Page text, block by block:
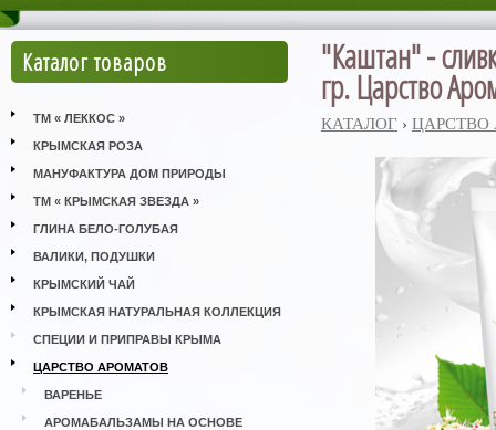
Каталог товаров
ТМ « ЛЕККОС »
КРЫМСКАЯ РОЗА
МАНУФАКТУРА ДОМ ПРИРОДЫ
ТМ « КРЫМСКАЯ ЗВЕЗДА »
ГЛИНА БЕЛО-ГОЛУБАЯ
ВАЛИКИ, ПОДУШКИ
КРЫМСКИЙ ЧАЙ
КРЫМСКАЯ НАТУРАЛЬНАЯ КОЛЛЕКЦИЯ
СПЕЦИИ И ПРИПРАВЫ КРЫМА
ЦАРСТВО АРОМАТОВ
ВАРЕНЬЕ
АРОМАБАЛЬЗАМЫ НА ОСНОВЕ
"Каштан" -
гр. Царство
КАТАЛОГ › ЦАРСТВО